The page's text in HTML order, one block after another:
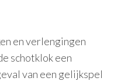
en verlengingen
schotklok een
van een gelijkspel